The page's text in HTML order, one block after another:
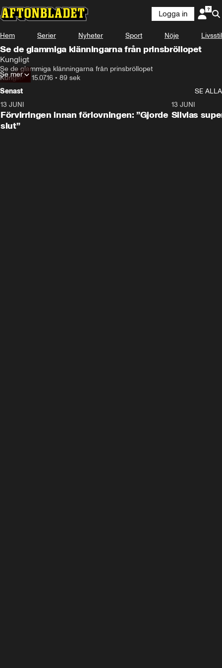
Logga in
Hem Serier Nyheter Sport Nöje Livsstil
Se de glammiga klänningarna från prinsbröllopet
Kungligt
Se de glammiga klänningarna från prinsbröllopet
Kungligt• 15.07.16 • 89 sek
Se mer
Senast
SE ALLA
13 JUNI
Förvirringen innan förlovningen: ”Gjorde
slut”
13 JUNI
Silvias